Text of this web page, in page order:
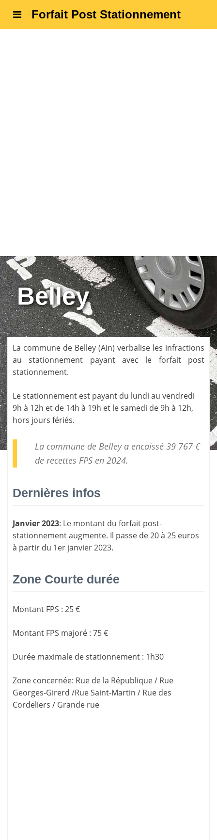
Forfait Post Stationnement
Belley
La commune de Belley (Ain) verbalise les infractions
au stationnement payant avec le forfait post
stationnement.
Le stationnement est payant du lundi au vendredi
9h à 12h et de 14h à 19h et le samedi de 9h à 12h,
hors jours fériés.
La commune de Belley a encaissé 39 767 €
de recettes FPSen 2024.
Dernières infos
Janvier 2023: Le montant du forfait post-
stationnement augmente. Il passe de 20 à 25 euros
à partir du 1er janvier 2023.
Zone Courte durée
Montant FPS : 25 €
Montant FPS majoré : 75 €
Durée maximale de stationnement : 1h30
Zone concernée: Rue de la République / Rue
Georges-Girerd /Rue Saint-Martin / Rue des
Cordeliers / Grande rue